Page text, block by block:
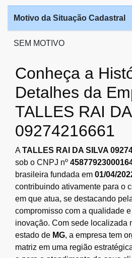
Motivo da Situação Cadastral
SEM MOTIVO
Conheça a
Detalhes da
TALLES RAI
09274216661
ATALLES RAI DA SILVA
sob o CNPJ nº
brasileira fundada em 01/04/
contribuindo ativamente para o
em que atua, se destacando
compromisso com a qualidade
inovação. Com sede localizada
estado de MG, a empresa tem
matriz em uma região